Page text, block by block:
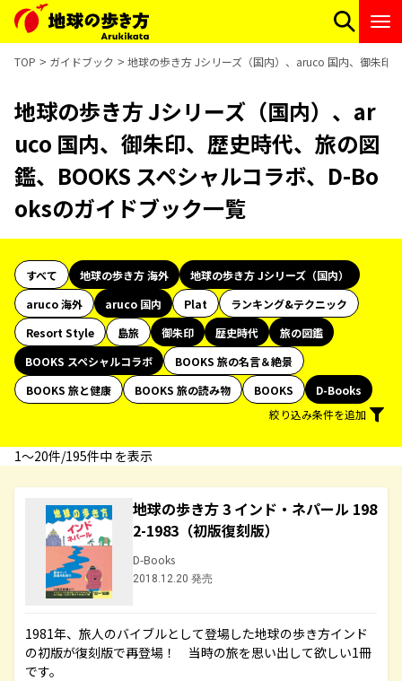
TOP ガイドブック 地球の歩き方 Jシリーズ（国内）、aruco 国内、御朱印
地球の歩き方 Jシリーズ（国内）、ar
uco 国内、御朱印、歴史時代、旅の図
鑑、BOOKS スペシャルコラボ、D-Bo
oksのガイドブック一覧
すべて 地球の歩き方 海外
地球の歩き方 Jシリーズ（国内）
aruco 海外
aruco 国内 Plat
ランキング&テクニック
Resort Style
島旅 御朱印 歴史時代
旅の図鑑
BOOKS スペシャルコラボ
BOOKS 旅の名言＆絶景
BOOKS 旅と健康
BOOKS 旅の読み物 BOOKS
D-Books
絞り込み条件を追加
1〜20件/195件中 を表示
地球の歩き方 3 インド・ネパール 198
2-1983（初版復刻版）
D-Books
2018.12.20 発売
1981年、旅人のバイブルとして登場した地球の歩き方インド
の初版が復刻版で再登場！ 当時の旅を思い出して欲しい1冊
です。